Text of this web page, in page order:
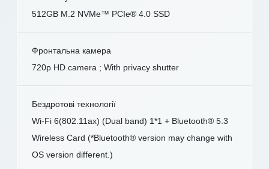
512GB M.2 NVMe™ PCIe® 4.0 SSD
Фронтальна камера
720p HD camera ; With privacy shutter
Бездротові технології
Wi-Fi 6(802.11ax) (Dual band) 1*1 + Bluetooth® 5.3
Wireless Card (*Bluetooth® version may change with
OS version different.)